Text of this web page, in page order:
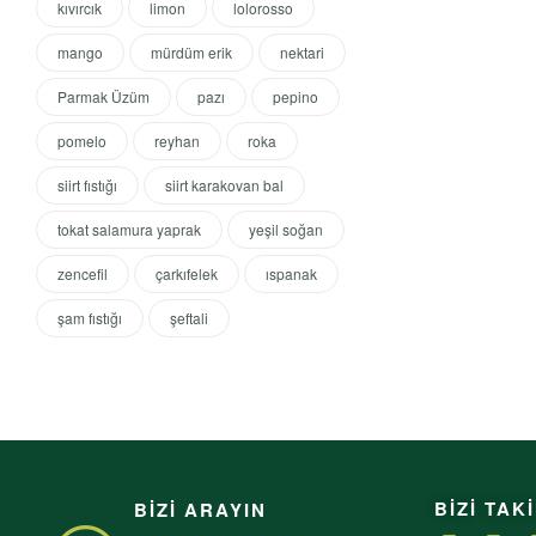
kıvırcık limon lolorosso
mango mürdüm erik nektari
Parmak Üzüm pazı pepino
pomelo reyhan roka
siirt fıstığı siirt karakovan bal
tokat salamura yaprak yeşil soğan
zencefil çarkıfelek ıspanak
şam fıstığı şeftali
BIZI ARAYIN BİZİ